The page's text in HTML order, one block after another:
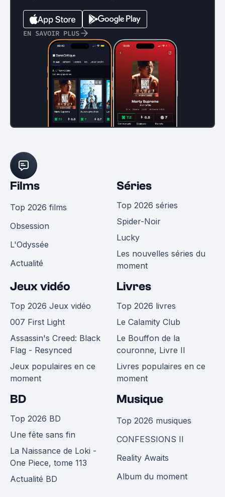
EN SAVOIR PLUS
Films
Top 2026 films
Obsession
L'Odyssée
Actualité
Séries
Top 2026 séries
Spider-Noir
Lucky
Les nouvelles séries du
moment
Jeux vidéo
Top 2026 Jeux vidéo
007 First Light
Assassin's Creed: Black
Flag - Resynced
Jeux populaires en ce
moment
Livres
Top 2026 livres
Le Calamity Club
Le Bouffon de la
couronne, Livre II
Livres populaires en ce
moment
BD
Top 2026 BD
Une fête sans fin
La Naissance de Loki -
One Piece, tome 113
Actualité BD
Musique
Top 2026 musiques
CONFESSIONS II
Reality Awaits
Album du moment